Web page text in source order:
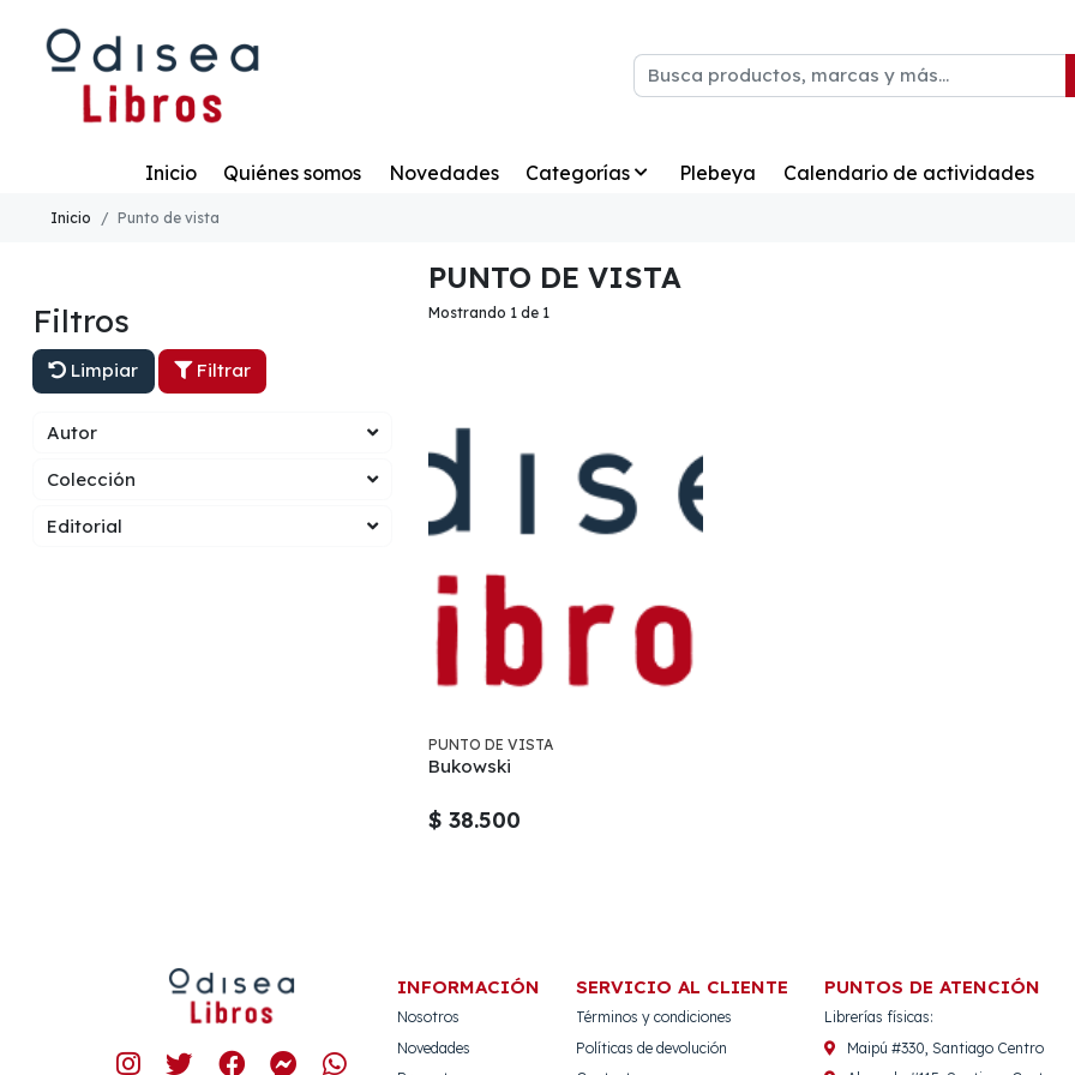
Inicio Quiénes somos Novedades Categorías Plebeya Calendario de actividades
Inicio Punto de vista
PUNTO DE VISTA
Filtros
Limpiar Filtrar
Autor
Colección
Editorial
Mostrando 1 de 1
PUNTO DE VISTA
Bukowski
$ 38.500
INFORMACIÓN
Nosotros
Novedades
SERVICIO AL CLIENTE
Términos y condiciones
Políticas de devolución
PUNTOS DE ATENCIÓN
Librerías físicas:
Maipú #330, Santiago Centro